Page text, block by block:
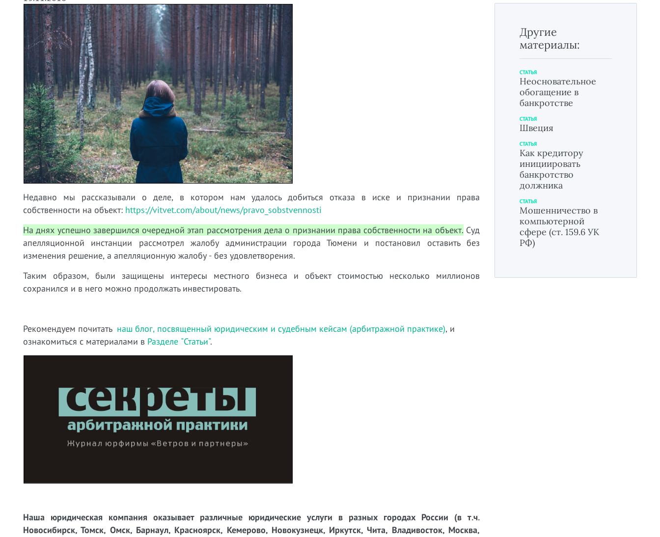
Недавно мы рассказывали о деле, в котором нам удалось добиться отказа в иске и признании права
собственности на объект: https://vitvet.com/about/news/pravo_sobstvennosti
На днях успешно завершился очередной этап рассмотрения дела о признании права собственности на объект. Суд
апелляционной инстанции рассмотрел жалобу администрации города Тюмени и постановил оставить без
изменения решение, а апелляционную жалобу - без удовлетворения.
Таким образом, были защищены интересы местного бизнеса и объект стоимостью несколько миллионов
сохранился и в него можно продолжать инвестировать.
Рекомендуем почитать наш блог, посвященный юридическим и судебным кейсам (арбитражной практике), и
ознакомиться с материалами в Разделе "Статьи".
Наша юридическая компания оказывает различные юридические услуги в разных городах России (в т.ч.
Новосибирск, Томск, Омск, Барнаул, Красноярск, Кемерово, Новокузнецк, Иркутск, Чита, Владивосток, Москва,
Другие
материалы:
СТАТЬЯ
Неосновательное
обогащение в
банкротстве
СТАТЬЯ
Швеция
СТАТЬЯ
Как кредитору
инициировать
банкротство
должника
СТАТЬЯ
Мошенничество в
компьютерной
сфере (ст. 159.6 УК
РФ)